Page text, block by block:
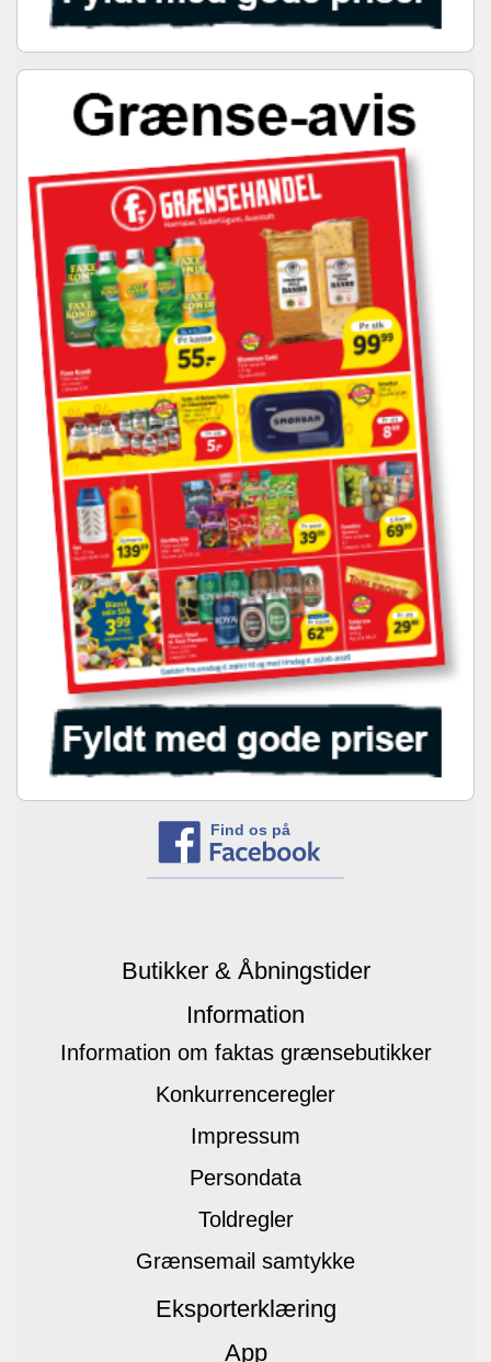
Find os på
Butikker & Åbningstider
Information
Information om faktas grænsebutikker
Konkurrenceregler
Impressum
Persondata
Toldregler
Grænsemail samtykke
Eksporterklæring
App